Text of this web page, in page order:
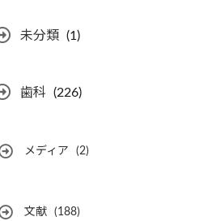
未分類 (1)
歯科 (226)
メディア (2)
文献 (188)